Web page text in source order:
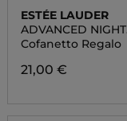
ESTÉE LAUDER
ADVANCED NIGHT
REPAIR DUO SET
Cofanetto Regalo
21,00 €